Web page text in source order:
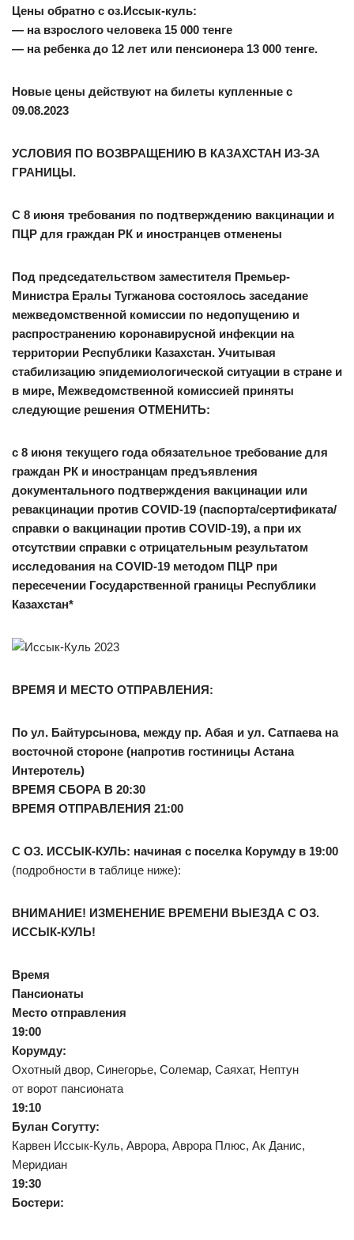
Цены обратно с оз.Иссык-куль:
— на взрослого человека 15 000 тенге
— на ребенка до 12 лет или пенсионера 13 000 тенге.
Новые цены действуют на билеты купленные с
09.08.2023
УСЛОВИЯ ПО ВОЗВРАЩЕНИЮ В КАЗАХСТАН ИЗ-ЗА
ГРАНИЦЫ.
С 8 июня требования по подтверждению вакцинации и
ПЦР для граждан РК и иностранцев отменены
Под председательством заместителя Премьер-
Министра Ералы Тугжанова состоялось заседание
межведомственной комиссии по недопущению и
распространению коронавирусной инфекции на
территории Республики Казахстан. Учитывая
стабилизацию эпидемиологической ситуации в стране и
в мире, Межведомственной комиссией приняты
следующие решения ОТМЕНИТЬ:
с 8 июня текущего года обязательное требование для
граждан РК и иностранцам предъявления
документального подтверждения вакцинации или
ревакцинации против COVID-19 (паспорта/сертификата/
справки о вакцинации против COVID-19), а при их
отсутствии справки с отрицательным результатом
исследования на COVID-19 методом ПЦР при
пересечении Государственной границы Республики
Казахстан*
ВРЕМЯ И МЕСТО ОТПРАВЛЕНИЯ:
По ул. Байтурсынова, между пр. Абая и ул. Сатпаева на
восточной стороне (напротив гостиницы Астана
Интеротель)
ВРЕМЯ СБОРА В 20:30
ВРЕМЯ ОТПРАВЛЕНИЯ 21:00
С ОЗ. ИССЫК-КУЛЬ: начиная с поселка Корумду в 19:00
(подробности в таблице ниже):
ВНИМАНИЕ! ИЗМЕНЕНИЕ ВРЕМЕНИ ВЫЕЗДА С ОЗ.
ИССЫК-КУЛЬ!
Время
Пансионаты
Место отправления
19:00
Корумду:
Охотный двор, Синегорье, Солемар, Саяхат, Нептун
от ворот пансионата
19:10
Булан Согутту:
Карвен Иссык-Куль, Аврора, Аврора Плюс, Ак Данис,
Меридиан
19:30
Бостери: